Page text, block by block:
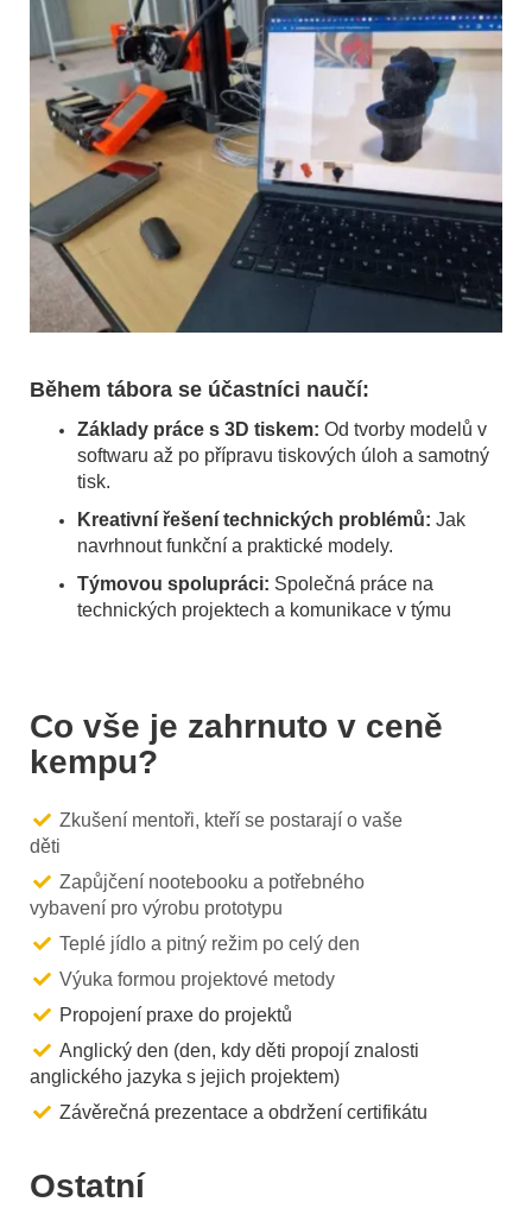
Během tábora se účastníci naučí:
Základy práce s 3D tiskem: Od tvorby modelů v
softwaru až po přípravu tiskových úloh a samotný
tisk.
Kreativní řešení technických problémů: Jak
navrhnout funkční a praktické modely.
Týmovou spolupráci: Společná práce na
technických projektech a komunikace v týmu
Co vše je zahrnuto v ceně
kempu?
Zkušení mentoři, kteří se postarají o vaše
děti
Zapůjčení nootebooku a potřebného
vybavení pro výrobu prototypu
Teplé jídlo a pitný režim po celý den
Výuka formou projektové metody
Propojení praxe do projektů
Anglický den (den, kdy děti propojí znalosti
anglického jazyka s jejich projektem)
Závěrečná prezentace a obdržení certifikátu
Ostatní